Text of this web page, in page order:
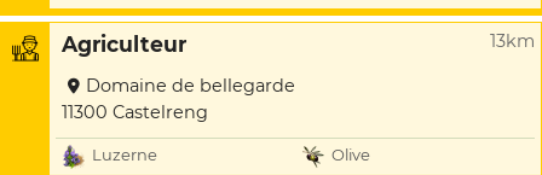
Agriculteur 13km
Domaine de bellegarde
11300 Castelreng
Luzerne Olive